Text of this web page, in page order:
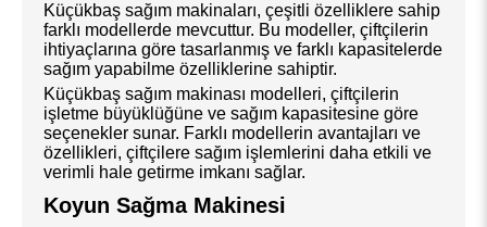
Küçükbaş sağım makinaları, çeşitli özelliklere sahip
farklı modellerde mevcuttur. Bu modeller, çiftçilerin
ihtiyaçlarına göre tasarlanmış ve farklı kapasitelerde
sağım yapabilme özelliklerine sahiptir.
Küçükbaş sağım makinası modelleri, çiftçilerin
işletme büyüklüğüne ve sağım kapasitesine göre
seçenekler sunar. Farklı modellerin avantajları ve
özellikleri, çiftçilere sağım işlemlerini daha etkili ve
verimli hale getirme imkanı sağlar.
Koyun Sağma Makinesi